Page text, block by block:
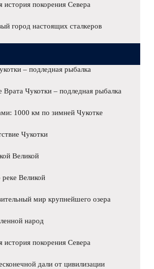
история покорения Севера
город настоящих сталкеров
– подледная рыбалка
Чукотки – подледная рыбалка
1000 км по зимней Чукотке
Чукотки
Великой
Великой
мир крупнейшего озера
народ
история покорения Севера
дали от цивилизации